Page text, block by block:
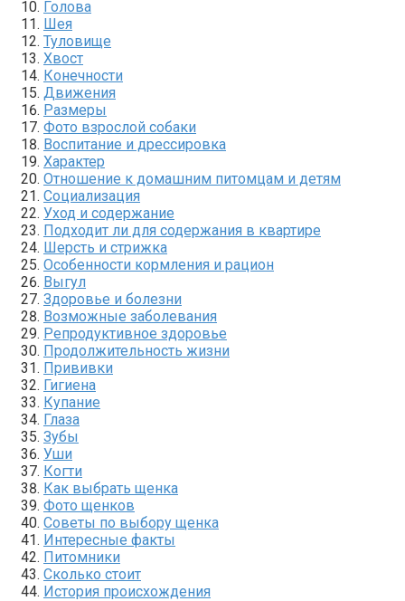
Голова
Шея
Туловище
Хвост
Конечности
Движения
Размеры
Фото взрослой собаки
Воспитание и дрессировка
Характер
Отношение к домашним питомцам и детям
Социализация
Уход и содержание
Подходит ли для содержания в квартире
Шерсть и стрижка
Особенности кормления и рацион
Выгул
Здоровье и болезни
Возможные заболевания
Репродуктивное здоровье
Продолжительность жизни
Прививки
Гигиена
Купание
Глаза
Зубы
Уши
Когти
Как выбрать щенка
Фото щенков
Советы по выбору щенка
Интересные факты
Питомники
Сколько стоит
История происхождения